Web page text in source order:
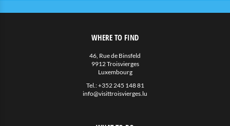
Agenda
WHERE TO FIND
46, Rue de Binsfeld
9912 Troisvierges
Luxembourg
Tel.:+352 245 148 81
info@visittroisvierges.lu